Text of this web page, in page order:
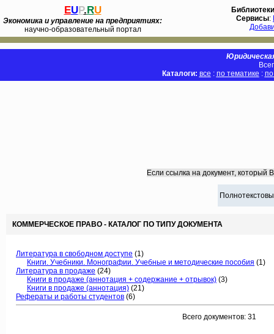
EUP.RU
Экономика и управление на предприятиях:
научно-образовательный портал
Библиотеки
Сервисы:
Каталоги: все : по тематике :
Если ссылка на документ, который
КОММЕРЧЕСКОЕ ПРАВО - КАТАЛОГ ПО ТИПУ ДОКУМЕНТА
Литература в свободном доступе (1)
Книги. Учебники. Монографии. Учебные и методические пособия (1)
Литература в продаже (24)
Книги в продаже (аннотация + содержание + отрывок) (3)
Книги в продаже (аннотация) (21)
Рефераты и работы студентов (6)
Всего документов: 31